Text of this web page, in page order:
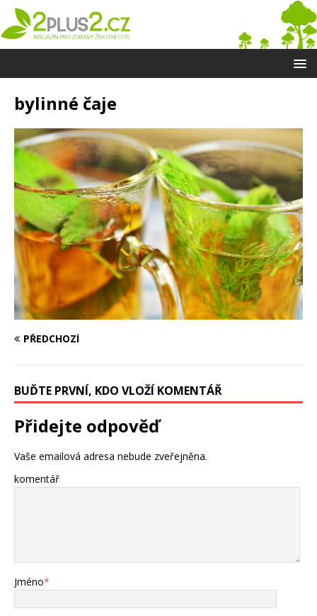
bylinné čaje
PŘEDCHOZÍ
BUĎTE PRVNÍ, KDO VLOŽÍ KOMENTÁŘ
Přidejte odpověď
Vaše emailová adresa nebude zveřejněna.
komentář
Jméno*